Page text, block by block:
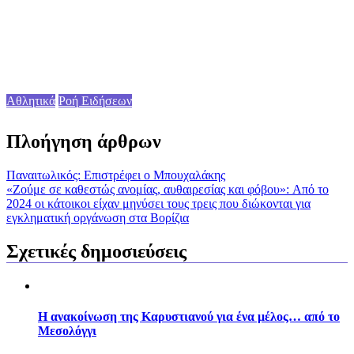
Αθλητικά Ροή Ειδήσεων
Πλοήγηση άρθρων
Παναιτωλικός: Επιστρέφει ο Μπουχαλάκης
«Ζούμε σε καθεστώς ανομίας, αυθαιρεσίας και φόβου»: Aπό το
2024 οι κάτοικοι είχαν μηνύσει τους τρεις που διώκονται για
εγκληματική οργάνωση στα Βορίζια
Σχετικές δημοσιεύσεις
Η ανακοίνωση της Καρυστιανού για ένα μέλος… από το
Μεσολόγγι